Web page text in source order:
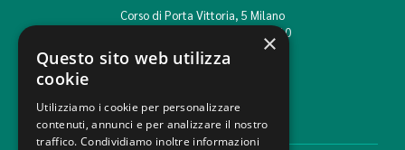
Corso di Porta Vittoria, 5 Milano
T. +39 02 777351 F. +39 02 784510
info@mbg.legal
AREE LEGALI
×
Questo sito web utilizza
cookie
Utilizziamo i cookie per personalizzare
contenuti, annunci e per analizzare il nostro
traffico. Condividiamo inoltre informazioni